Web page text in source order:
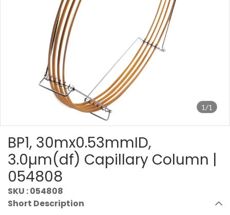
1/1
BP1, 30mx0.53mmID,
3.0µm(df) Capillary Column |
054808
SKU : 054808
Short Description